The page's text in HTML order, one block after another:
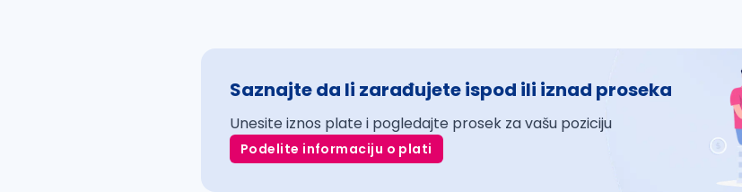
Saznajte da li zarađujete ispod ili iznad proseka
Unesite iznos plate i pogledajte prosek za vašu poziciju
Podelite informaciju o plati